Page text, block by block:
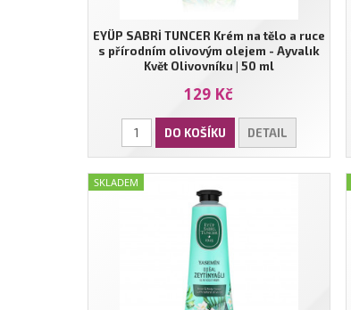
EYÜP SABRİ TUNCER Krém na tělo a ruce
s přírodním olivovým olejem - Ayvalık
Květ Olivovníku | 50 ml
129 Kč
DO KOŠÍKU DETAIL
SKLADEM